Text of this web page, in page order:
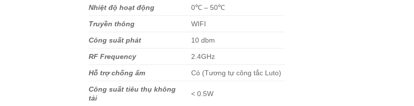
Nhiệt độ hoạt động
0℃ – 50℃
Truyền thông WIFI
Công suất phát 10 dbm
RF Frequency 2.4GHz
Hỗ trợ chống ẩm Có (Tương tự công tắc Luto)
Công suất tiêu thụ không
tải
< 0.5W